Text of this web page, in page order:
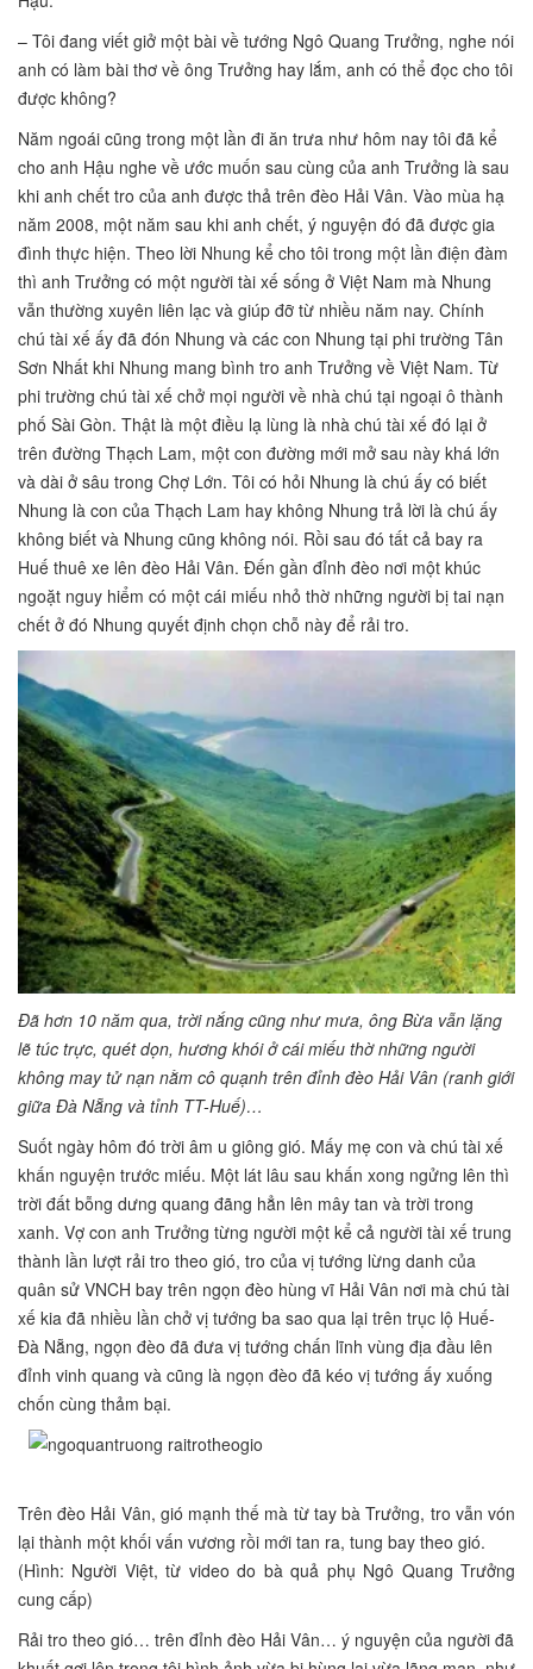
– Tôi đang viết giở một bài về tướng Ngô Quang Trưởng, nghe nói
anh có làm bài thơ về ông Trưởng hay lắm, anh có thể đọc cho tôi
được không?
Năm ngoái cũng trong một lần đi ăn trưa như hôm nay tôi đã kể
cho anh Hậu nghe về ước muốn sau cùng của anh Trưởng là sau
khi anh chết tro của anh được thả trên đèo Hải Vân. Vào mùa hạ
năm 2008, một năm sau khi anh chết, ý nguyện đó đã được gia
đình thực hiện. Theo lời Nhung kể cho tôi trong một lần điện đàm
thì anh Trưởng có một người tài xế sống ở Việt Nam mà Nhung
vẫn thường xuyên liên lạc và giúp đỡ từ nhiều năm nay. Chính
chú tài xế ấy đã đón Nhung và các con Nhung tại phi trường Tân
Sơn Nhất khi Nhung mang bình tro anh Trưởng về Việt Nam. Từ
phi trường chú tài xế chở mọi người về nhà chú tại ngoại ô thành
phố Sài Gòn. Thật là một điều lạ lùng là nhà chú tài xế đó lại ở
trên đường Thạch Lam, một con đường mới mở sau này khá lớn
và dài ở sâu trong Chợ Lớn. Tôi có hỏi Nhung là chú ấy có biết
Nhung là con của Thạch Lam hay không Nhung trả lời là chú ấy
không biết và Nhung cũng không nói. Rồi sau đó tất cả bay ra
Huế thuê xe lên đèo Hải Vân. Đến gần đỉnh đèo nơi một khúc
ngoặt nguy hiểm có một cái miếu nhỏ thờ những người bị tai nạn
chết ở đó Nhung quyết định chọn chỗ này để rải tro.
Đã hơn 10 năm qua, trời nắng cũng như mưa, ông Bừa vẫn lặng
lẽ túc trực, quét dọn, hương khói ở cái miếu thờ những người
không may tử nạn nằm cô quạnh trên đỉnh đèo Hải Vân (ranh giới
giữa Đà Nẵng và tỉnh TT-Huế)…
Suốt ngày hôm đó trời âm u giông gió. Mấy mẹ con và chú tài xế
khấn nguyện trước miếu. Một lát lâu sau khấn xong ngửng lên thì
trời đất bỗng dưng quang đãng hẳn lên mây tan và trời trong
xanh. Vợ con anh Trưởng từng người một kể cả người tài xế trung
thành lần lượt rải tro theo gió, tro của vị tướng lừng danh của
quân sử VNCH bay trên ngọn đèo hùng vĩ Hải Vân nơi mà chú tài
xế kia đã nhiều lần chở vị tướng ba sao qua lại trên trục lộ Huế-
Đà Nẵng, ngọn đèo đã đưa vị tướng chấn lĩnh vùng địa đầu lên
đỉnh vinh quang và cũng là ngọn đèo đã kéo vị tướng ấy xuống
chốn cùng thảm bại.
Trên đèo Hải Vân, gió mạnh thế mà từ tay bà Trưởng, tro vẫn vón
lại thành một khối vấn vương rồi mới tan ra, tung bay theo gió.
(Hình: Người Việt, từ video do bà quả phụ Ngô Quang Trưởng
cung cấp)
Rải tro theo gió… trên đỉnh đèo Hải Vân… ý nguyện của người đã